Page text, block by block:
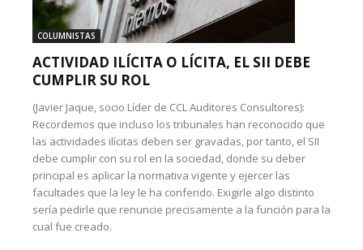
COLUMNISTAS
ACTIVIDAD ILÍCITA O LÍCITA, EL SII DEBE
CUMPLIR SU ROL
(Javier Jaque, socio Líder de CCL Auditores Consultores):
Recordemos que incluso los tribunales han reconocido que
las actividades ilícitas deben ser gravadas, por tanto, el SII
debe cumplir con su rol en la sociedad, donde su deber
principal es aplicar la normativa vigente y ejercer las
facultades que la ley le ha conferido. Exigirle algo distinto
sería pedirle que renuncie precisamente a la función para la
cual fue creado.